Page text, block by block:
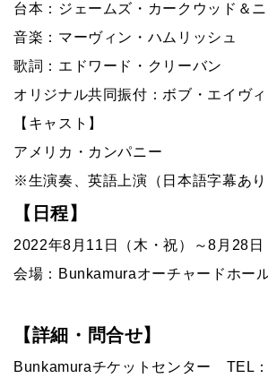
台本：ジェームズ・カークウッド＆
音楽：マーヴィン・ハムリッシュ
歌詞：エドワード・クリーバン
オリジナル共同振付：ボブ・エイヴ
【キャスト】
アメリカ・カンパニー
※生演奏、英語上演（日本語字幕あり
【日程】
2022年8月11日（木・祝）～8月28日
会場：Bunkamuraオーチャードホー
【詳細・問合せ】
Bunkamuraチケットセンター TEL